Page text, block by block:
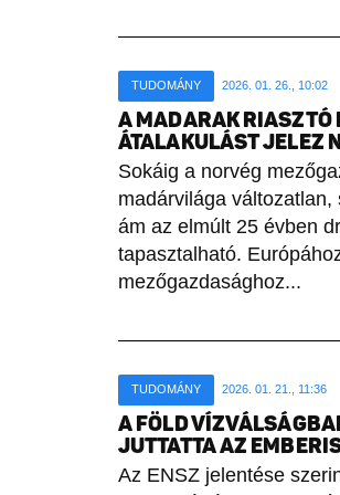
TUDOMÁNY 2026. 01. 26., 10:02
A MADARAK RIASZTÓ
ÁTALAKULÁST JELEZ
Sokáig a norvég
madárvilága változatlan,
ám az elmúlt 25 évben
tapasztalható.
mezőgazdasághoz...
TUDOMÁNY 2026. 01. 21., 11:36
A FÖLD
JUTTATTA AZ
Az ENSZ jelentése